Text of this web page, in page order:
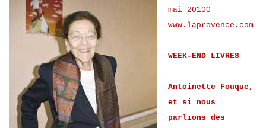
mai 20100
www.laprovence.com
WEEK-END LIVRES
Antoinette Fouque,
et si nous
parlions des